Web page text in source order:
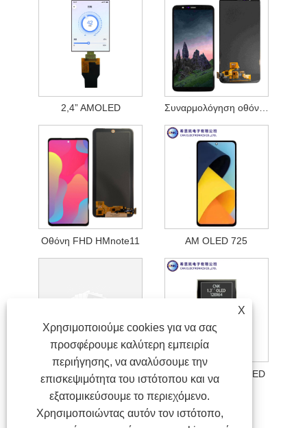
2,4” AMOLED Συναρμολόγηση οθόνης 1+5TFHD
Οθόνη FHD HMnote11 AM OLED 725
AM OLED 515 Μονάδα οθόνης OLED
X
Χρησιμοποιούμε cookies για να σας
προσφέρουμε καλύτερη εμπειρία
περιήγησης, να αναλύσουμε την
επισκεψιμότητα του ιστότοπου και να
εξατομικεύσουμε το περιεχόμενο.
Χρησιμοποιώντας αυτόν τον ιστότοπο,